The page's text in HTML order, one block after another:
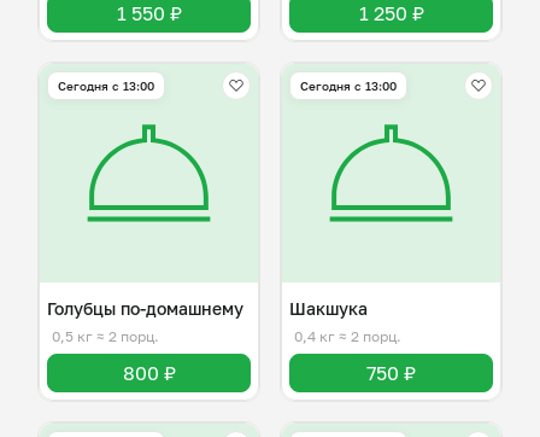
1 550 ₽ 1 250 ₽
Сегодня с 13:00
Голубцы по-домашнему
0,5 кг ≈ 2 порц.
800 ₽
Сегодня с 13:00
Шакшука
0,4 кг ≈ 2 порц.
750 ₽